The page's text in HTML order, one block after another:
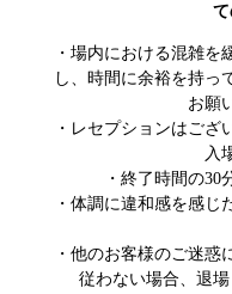
・場内における混雑
し、時間に余裕を持っ
お願
・レセプションはご
入
・終了時間の30
・体調に違和感を感じ
・他のお客様のご迷惑
従わない場合、退